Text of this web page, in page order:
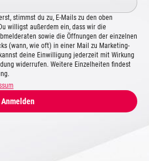
stimmst du zu, E-Mails zu den oben
willigst außerdem ein, dass wir die
sowie die Öffnungen der einzelnen
(wann, wie oft) in einer Mail zu Marketing-
deine Einwilligung jederzeit mit Wirkung
widerrufen. Weitere Einzelheiten findest
Anmelden